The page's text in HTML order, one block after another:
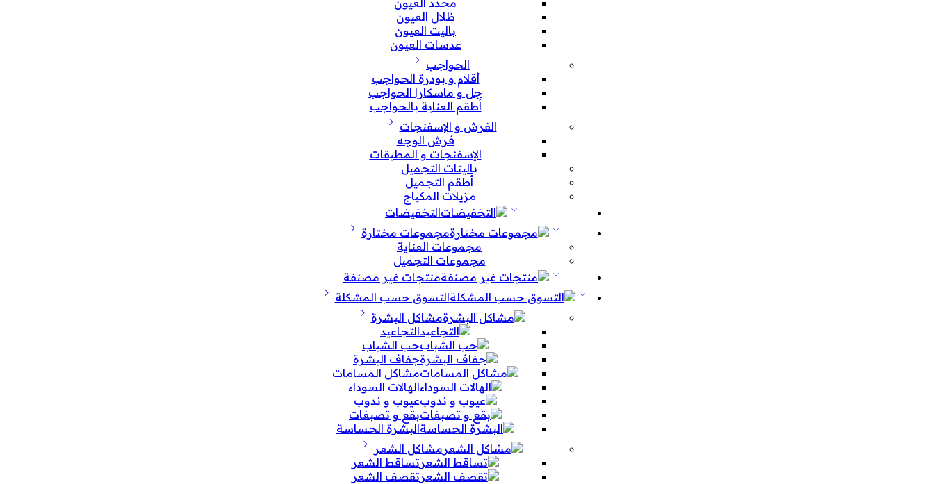
ظلال العيون
باليت العيون
عدسات العيون
الحواجب
أقلام و بودرة الحواجب
جل و ماسكارا الحواجب
أطقم العناية بالحواجب
الفرش و الإسفنجات
فرش الوجه
الإسفنجات و المطبقات
باليتات التجميل
أطقم التجميل
مزيلات المكياج
التخفيضات
مجموعات مختارة
مجموعات العناية
مجموعات التجميل
منتجات غير مصنفة
التسوق حسب المشكلة
مشاكل البشرة
التجاعيد
حب الشباب
جفاف البشرة
مشاكل المسامات
الهالات السوداء
عيوب و ندوب
بقع و تصبغات
البشرة الحساسة
مشاكل الشعر
تساقط الشعر
تقصف الشعر